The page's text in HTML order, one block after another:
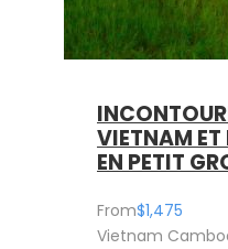
VIETNAM
EN PETIT
From$1,475
Vietnam